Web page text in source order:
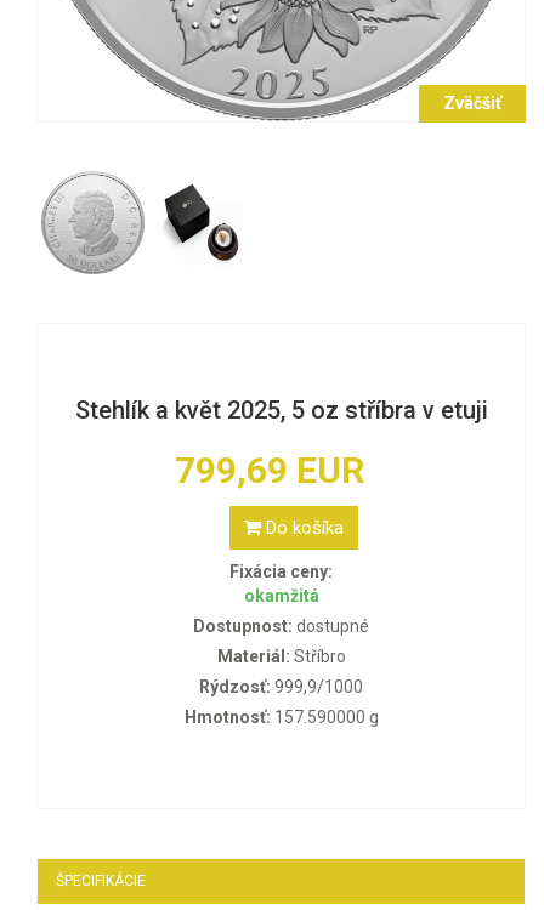
Zväčšiť
Stehlík a květ 2025, 5 oz stříbra v etuji
799,69 EUR
Do košíka
Fixácia ceny:
okamžitá
Dostupnost: dostupné
Materiál: Stříbro
Rýdzosť: 999,9/1000
Hmotnosť: 157.590000 g
ŠPECIFIKÁCIE